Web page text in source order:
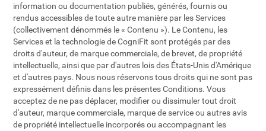
information ou documentation publiés, générés, fournis ou
rendus accessibles de toute autre manière par les Services
(collectivement dénommés le « Contenu »). Le Contenu, les
Services et la technologie de CogniFit sont protégés par des
droits d'auteur, de marque commerciale, de brevet, de propriété
intellectuelle, ainsi que par d'autres lois des États-Unis d'Amérique
et d'autres pays. Nous nous réservons tous droits qui ne sont pas
expressément définis dans les présentes Conditions. Vous
acceptez de ne pas déplacer, modifier ou dissimuler tout droit
d'auteur, marque commerciale, marque de service ou autres avis
de propriété intellectuelle incorporés ou accompagnant les